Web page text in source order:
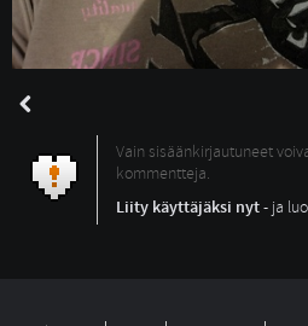
Vain sisäänkirjautuneet
kommentteja.
Liity käyttäjäksi nyt- ja